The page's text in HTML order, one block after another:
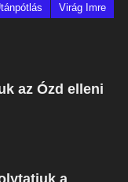
Virág Imre
az Ózd elleni